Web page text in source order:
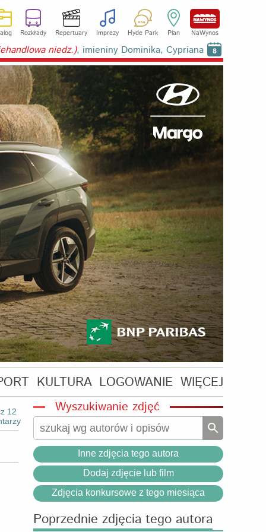
Rozkłady Repertuary Imprezy Hyde Park Plan NaWynos
niedz.), imieniny Dominika, Cypriana 8
KULTURA LOGOWANIE WIĘCEJ
12
Wyszukiwanie zdjęć
Inne zdjęcia tego autora
Dodaj zdjęcie lub film
Zdjęcia konkursowe z tego miesiąca
Poprzednie zdjęcia tego autora